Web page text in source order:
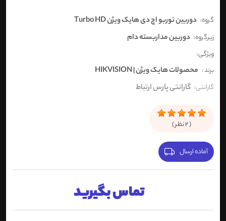
گروه: دوربین توربو اچ دی هایک ویژن Turbo HD
زیرگروه: دوربین مداربسته دام
ویژگی:
برند : محصولات هایک ویژن | HIKVISION
گارانتی: گارانتی پارس ارتباط
(
2نظر )
آماده ارسال
تماس بگیرید